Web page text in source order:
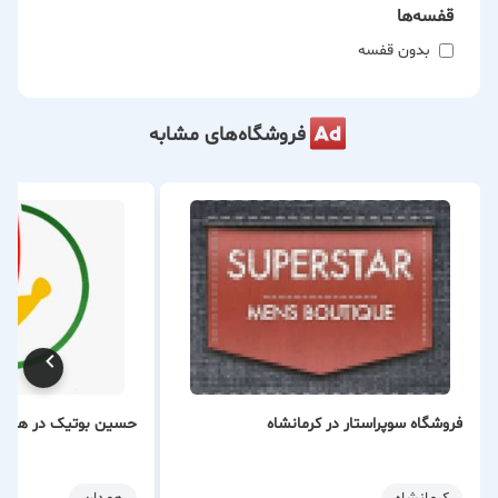
قفسه‌ها
بدون قفسه
فروشگاه‌های مشابه
فروشگاه سوپراستار در کرمانشاه